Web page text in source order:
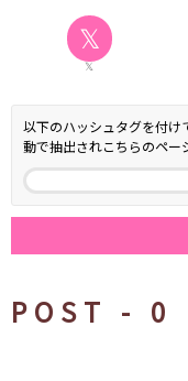
𝕏
𝕏
以下のハッシュタグを付け
動で抽出されこちらのペー
POST - 0